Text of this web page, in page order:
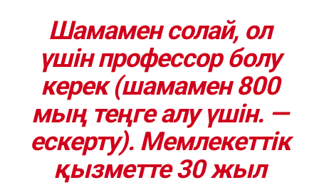
Шамамен солай, ол
үшін профессор болу
керек(шамамен 800
мың теңге алу үшін. —
ескерту). Мемлекеттік
қызметте 30 жыл